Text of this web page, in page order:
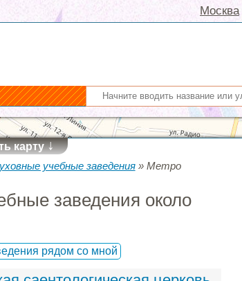
Москва
карту↓
учебные заведения» Метро
заведения около
рядом со мной